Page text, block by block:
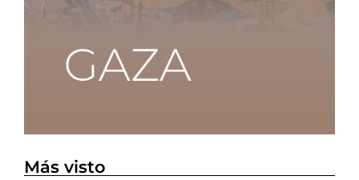
Más visto